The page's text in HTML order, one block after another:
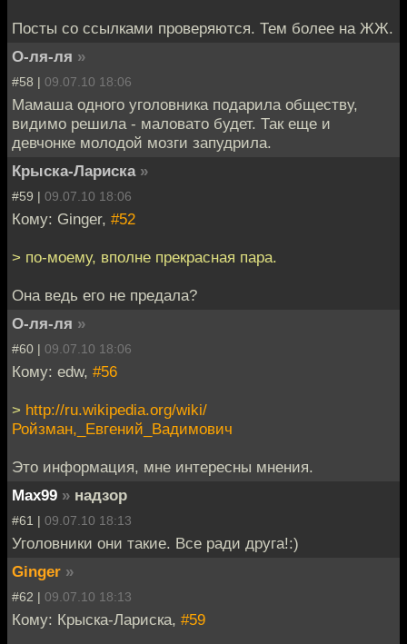
Посты со ссылками проверяются. Тем более на ЖЖ.
О-ля-ля »
#58 | 09.07.10 18:06
Мамаша одного уголовника подарила обществу,
видимо решила - маловато будет. Так еще и
девчонке молодой мозги запудрила.
Крыска-Лариска »
#59 | 09.07.10 18:06
Кому: Ginger, #52
> по-моему, вполне прекрасная пара.
Она ведь его не предала?
О-ля-ля »
#60 | 09.07.10 18:06
Кому: edw, #56
> http://ru.wikipedia.org/wiki/
Ройзман,_Евгений_Вадимович
Это информация, мне интересны мнения.
Max99 » надзор
#61 | 09.07.10 18:13
Уголовники они такие. Все ради друга!:)
Ginger »
#62 | 09.07.10 18:13
Кому: Крыска-Лариска, #59